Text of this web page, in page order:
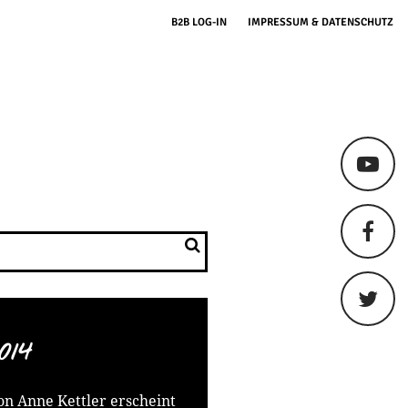
B2B LOG-IN IMPRESSUM & DATENSCHUTZ
Anne Kettler erscheint